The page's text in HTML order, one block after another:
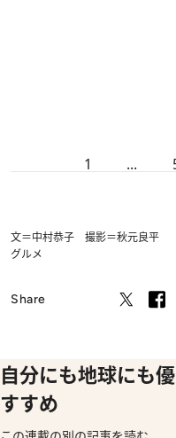
1 ...
文＝中村恭子 撮影＝秋元良平
グルメ
Share
自分にも地球にも
すすめ